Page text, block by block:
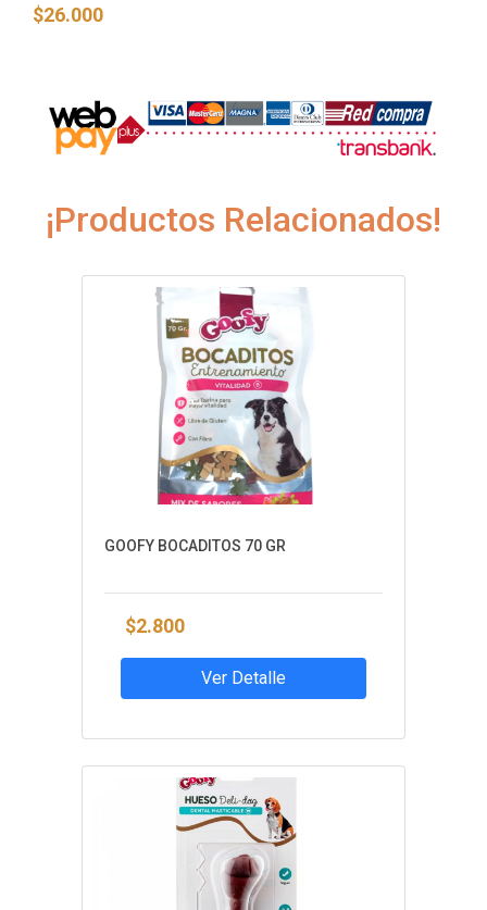
$26.000
¡Productos Relacionados!
GOOFY BOCADITOS 70 GR
$2.800
Ver Detalle